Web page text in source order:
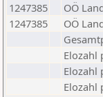
1247385
OÖ
1247385
OÖ
Elozahl
Elozahl
Elozahl